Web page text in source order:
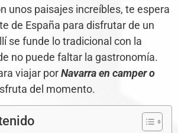
unos paisajes increíbles, te espera
de España para disfrutar de un
se funde lo tradicional con la
no puede faltar la gastronomía.
viajar porNavarra en camper o
del momento.